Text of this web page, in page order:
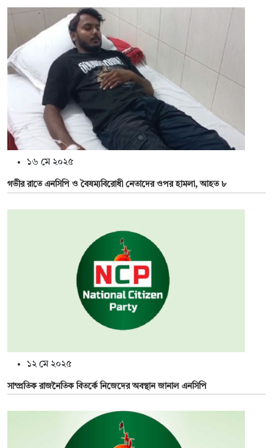
১৬ মে ২০২৫
গভীর রাতে এনসিপি ও বৈষম্যবিরোধী নেতাদের ওপর হামলা, আহত ৮
১২ মে ২০২৫
সাম্প্রতিক রাজনৈতিক বিতর্কে নিজেদের অবস্থান জানাল এনসিপি